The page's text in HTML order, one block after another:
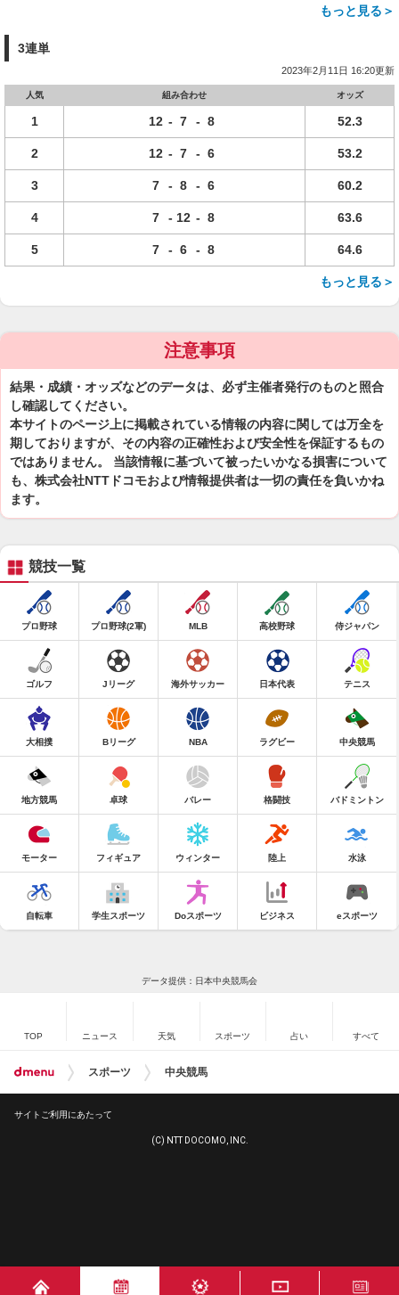
もっと見る＞
3連単
2023年2月11日 16:20更新
人気 組み合わせ オッズ
1 12 - 7 - 8 52.3
2 12 - 7 - 6 53.2
3 7 - 8 - 6 60.2
4 7 - 12 - 8 63.6
5 7 - 6 - 8 64.6
もっと見る＞
注意事項
結果・成績・オッズなどのデータは、必ず主催者発行のものと照合
し確認してください。
本サイトのページ上に掲載されている情報の内容に関しては万全を
期しておりますが、その内容の正確性および安全性を保証するもの
ではありません。 当該情報に基づいて被ったいかなる損害について
も、株式会社NTTドコモおよび情報提供者は一切の責任を負いかね
ます。
競技一覧
プロ野球 プロ野球(2軍) MLB 高校野球 侍ジャパン
ゴルフ Jリーグ 海外サッカー 日本代表 テニス
大相撲 Bリーグ NBA ラグビー 中央競馬
地方競馬 卓球 バレー 格闘技 バドミントン
モーター フィギュア ウィンター 陸上 水泳
自転車 学生スポーツ Doスポーツ ビジネス eスポーツ
データ提供：日本中央競馬会
TOP ニュース 天気 スポーツ 占い すべて
スポーツ 中央競馬
サイトご利用にあたって
(C) NTT DOCOMO, INC.